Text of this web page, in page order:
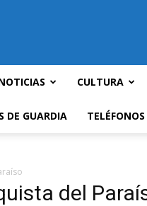
CULTURA
DE GUARDIA
del